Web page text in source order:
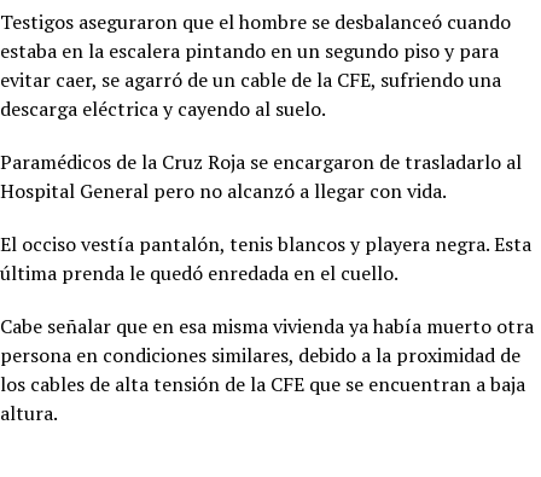
Testigos aseguraron que el hombre se desbalanceó cuando
estaba en la escalera pintando en un segundo piso y para
evitar caer, se agarró de un cable de la CFE, sufriendo una
descarga eléctrica y cayendo al suelo.
Paramédicos de la Cruz Roja se encargaron de trasladarlo al
Hospital General pero no alcanzó a llegar con vida.
El occiso vestía pantalón, tenis blancos y playera negra. Esta
última prenda le quedó enredada en el cuello.
Cabe señalar que en esa misma vivienda ya había muerto otra
persona en condiciones similares, debido a la proximidad de
los cables de alta tensión de la CFE que se encuentran a baja
altura.